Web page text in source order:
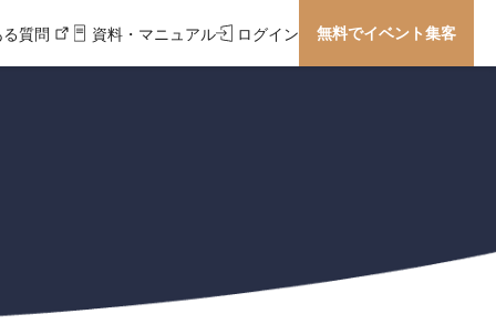
質問 資料・マニュアル ログイン 無料でイベント集客